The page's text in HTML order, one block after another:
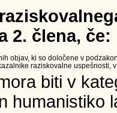
2. člena, če:
objav, ki so določene v
raziskovalne uspešnosti,
biti v
humanistiko